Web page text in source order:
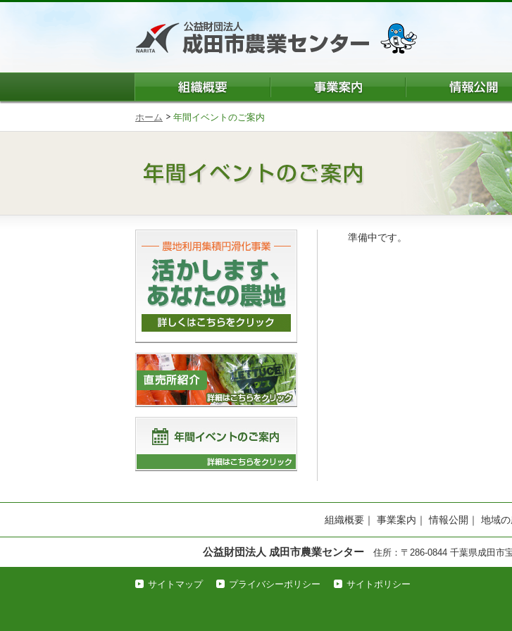
ホーム 年間イベントのご案内
準備中です。
組織概要 ｜ 事業案内 ｜ 情報公開 ｜ 地域
公益財団法人 成田市農業センター 住所：〒286-0844 千葉県成田市
サイトマップ プライバシーポリシー サイトポリシー